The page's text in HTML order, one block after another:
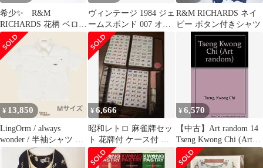
希少✨️ R&M
RICHARDS 花柄 ベロア
長袖 トップス
ヴィンテージ 1984 ジェ
ームスボンド 007 オー
トマティック トーイガ
ン
R&M RICHARDS ネイ
ビー ボタン付きシャツ
¥ 13,850
LingOrm / always
wonder / 半袖シャツ M
サイズ
¥6,666
昭和レトロ 麻雀牌セッ
ト 花牌付 ケース付 香
港製
¥6,570
【中古】Art random 14
Tseng Kwong Chi (Art
Random No 14)